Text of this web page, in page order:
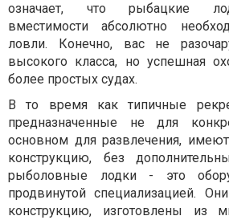
означает, что рыбацкие
вместимости абсолютно
ловли. Конечно, вас не
высокого класса, но успешная
более простых судах.
В то время как типичные
предназначенные не для
основном для развлечения,
конструкцию, без
рыболовные лодки - это
продвинутой специализацией.
конструкцию, изготовлены из